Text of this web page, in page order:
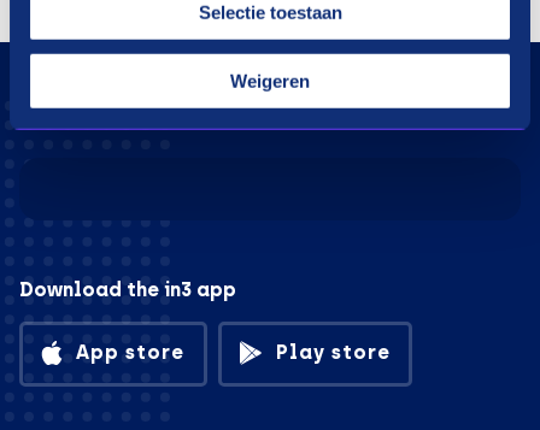
Selectie toestaan
Weigeren
Download the in3 app
App store Play store